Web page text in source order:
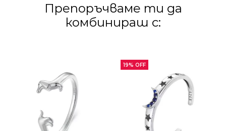
Препоръчваме ти да
комбинираш с:
19% OFF